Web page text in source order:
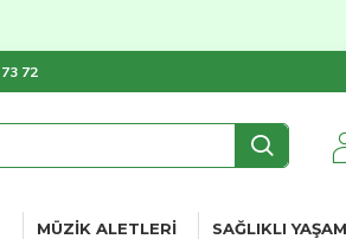
72
MÜZIK ALETLERI SAĞLIKLI YAŞAM